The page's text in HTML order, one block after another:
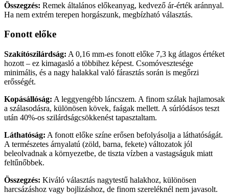
Összegzés: Remek általános előkeanyag, kedvező ár-érték aránnyal.
Ha nem extrém terepen horgászunk, megbízható választás.
Fonott előke
Szakítószilárdság: A 0,16 mm-es fonott előke 7,3 kg átlagos értéket
hozott – ez kimagasló a többihez képest. Csomóvesztesége
minimális, és a nagy halakkal való fárasztás során is megőrzi
erősségét.
Kopásállóság: A leggyengébb láncszem. A finom szálak hajlamosak
a szálasodásra, különösen kövek, faágak mellett. A súrlódásos teszt
után 40%-os szilárdságcsökkenést tapasztaltam.
Láthatóság: A fonott előke színe erősen befolyásolja a láthatóságát.
A természetes árnyalatú (zöld, barna, fekete) változatok jól
beleolvadnak a környezetbe, de tiszta vízben a vastagságuk miatt
feltűnőbbek.
Összegzés: Kiváló választás nagytestű halakhoz, különösen
harcsázáshoz vagy bojlizáshoz, de finom szereléknél nem javasolt.